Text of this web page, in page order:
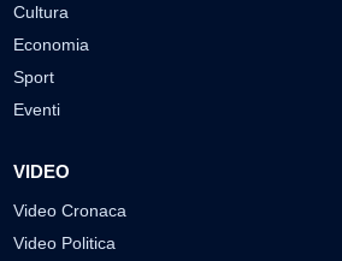
Cultura
Economia
Sport
Eventi
VIDEO
Video Cronaca
Video Politica